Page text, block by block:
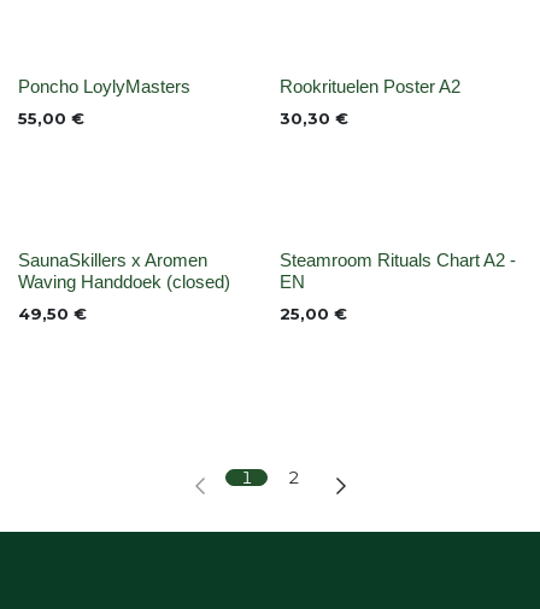
None
Poncho LoylyMasters
55,00 € None
Rookrituelen Poster A2
30,30 €
Niet op voorraad
SaunaSkillers x Aromen
Waving Handdoek (closed)
49,50 €
None
Steamroom Rituals Chart A2 -
EN
25,00 €
1 2